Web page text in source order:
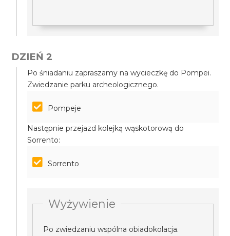
DZIEŃ 2
Po śniadaniu zapraszamy na wycieczkę do Pompei.
Zwiedzanie parku archeologicznego.
Pompeje
Następnie przejazd kolejką wąskotorową do
Sorrento:
Sorrento
Wyżywienie
Po zwiedzaniu wspólna obiadokolacja.